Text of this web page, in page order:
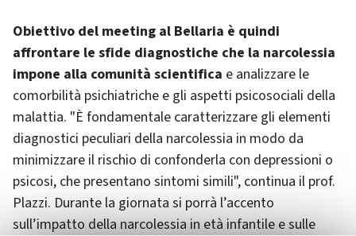
Obiettivo del meeting al Bellaria è quindi
affrontare le sfide diagnostiche che la narcolessia
impone alla comunità scientifica e analizzare le
comorbilità psichiatriche e gli aspetti psicosociali della
malattia. "È fondamentale caratterizzare gli elementi
diagnostici peculiari della narcolessia in modo da
minimizzare il rischio di confonderla con depressioni o
psicosi, che presentano sintomi simili", continua il prof.
Plazzi. Durante la giornata si porrà l’accento
sull’impatto della narcolessia in età infantile e sulle